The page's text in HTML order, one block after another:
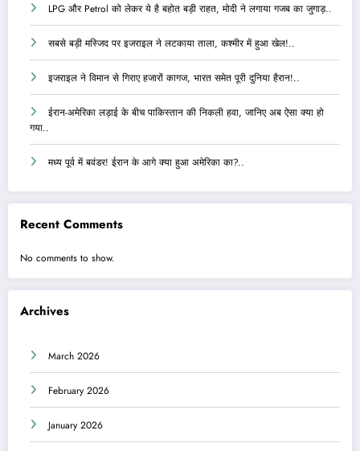
LPG और Petrol को लेकर ये है बहोत बड़ी राहत, मोदी ने लगाया गजब का जुगाड़..
सबसे बड़ी मस्जिद पर इजराइल ने लटकाया ताला, कश्मीर में हुआ खेल!..
इजराइल ने विमान से गिराए हजारों कागज, भारत समेत पूरी दुनिया हैरान!..
ईरान-अमेरिका लड़ाई के बीच पाकिस्तान की निकली हवा, जानिए अब ऐसा क्या हो
गया..
मध्य पूर्व में बवंडर! ईरान के आगे क्या हुआ अमेरिका का?..
Recent Comments
No comments to show.
Archives
March 2026
February 2026
January 2026